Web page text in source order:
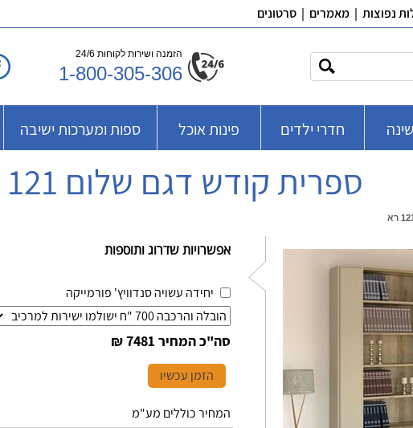
נפוצות | מאמרים | סרטונים
הזמנה ושירות לקוחות 24/6
1-800-305-306
חדרי ילדים פינות אוכל ספות ומערכות ישיבה
ספרית קודש דגם שלום 121 רא
אפשרויות שדרוג ותוספות
יחידה עשויה סנדוויץ' פורמייקה
סה"כ המחיר 7481 ₪
הזמן עכשיו
המחיר כוללים מע"מ